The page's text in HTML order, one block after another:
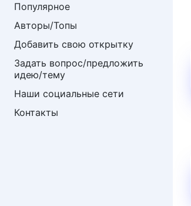
Популярное
Авторы/Топы
Добавить свою открытку
Задать вопрос/предложить
идею/тему
Наши социальные сети
Контакты